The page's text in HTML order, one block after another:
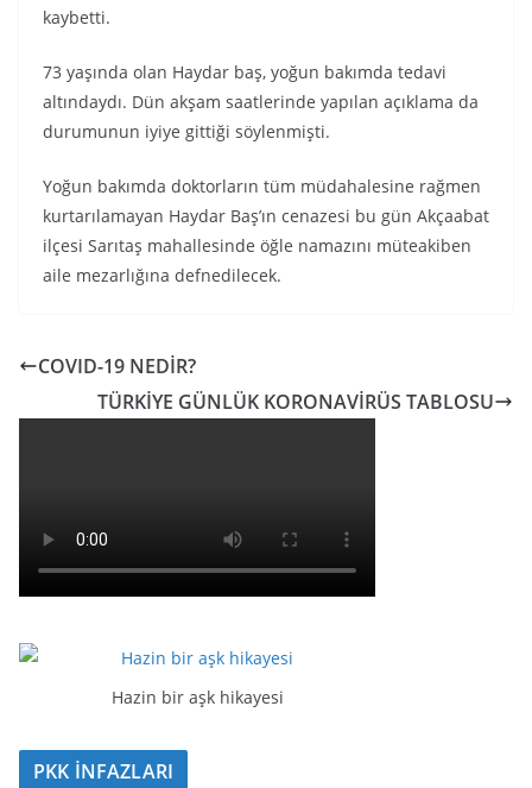
kaybetti.
73 yaşında olan Haydar baş, yoğun bakımda tedavi
altındaydı. Dün akşam saatlerinde yapılan açıklama da
durumunun iyiye gittiği söylenmişti.
Yoğun bakımda doktorların tüm müdahalesine rağmen
kurtarılamayan Haydar Baş’ın cenazesi bu gün Akçaabat
ilçesi Sarıtaş mahallesinde öğle namazını müteakiben
aile mezarlığına defnedilecek.
COVID-19 NEDİR?
TÜRKİYE GÜNLÜK KORONAVİRÜS TABLOSU
Hazin bir aşk hikayesi
PKK İNFAZLARI